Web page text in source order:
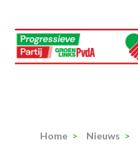
naar
inhoud
(Druk
Home > Nieuws >